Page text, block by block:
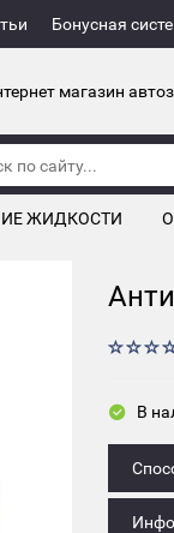
Бонусная
магазин
ЖИДКОСТИ
В